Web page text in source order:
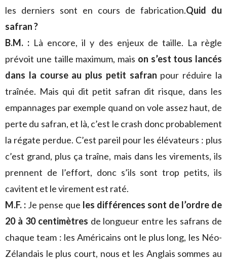
les derniers sont en cours de fabrication.Quid du
safran ?
B.M. : Là encore, il y des enjeux de taille. La règle
prévoit une taille maximum, mais on s’est tous lancés
dans la course au plus petit safran pour réduire la
traînée. Mais qui dit petit safran dit risque, dans les
empannages par exemple quand on vole assez haut, de
perte du safran, et là, c’est le crash donc probablement
la régate perdue. C’est pareil pour les élévateurs : plus
c’est grand, plus ça traîne, mais dans les virements, ils
prennent de l’effort, donc s’ils sont trop petits, ils
cavitent et le virement est raté.
M.F. : Je pense que les différences sont de l’ordre de
20 à 30 centimètres de longueur entre les safrans de
chaque team : les Américains ont le plus long, les Néo-
Zélandais le plus court, nous et les Anglais sommes au